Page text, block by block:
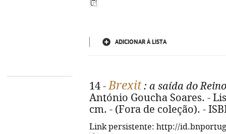
ADICIONAR À LISTA
14 -Brexit: a saída do
António Goucha Soares. -
cm. - (Fora de coleção). -
Link persistente: http://